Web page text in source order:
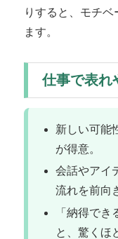
りすると、モチ
ます。
仕事で表れ
新しい可能
が得意。
会話やアイ
流れを前向
「納得で
と、驚くほ